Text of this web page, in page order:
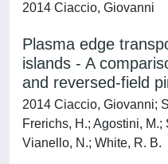
2014 Ciaccio, Giovanni
Plasma edge
islands - A
and reversed-field
2014 Ciaccio, Giovanni;
Frerichs, H.; Agostini, M.;
Vianello, N.; White, R. B.